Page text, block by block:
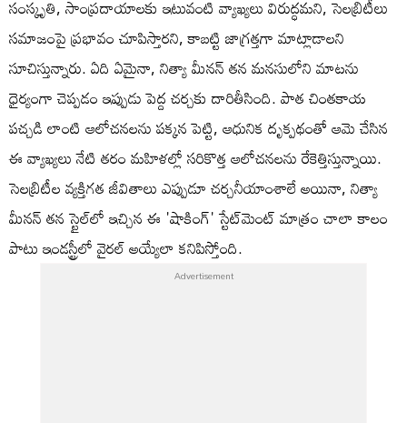
సంస్కృతి, సాంప్రదాయాలకు ఇటువంటి వ్యాఖ్యలు విరుద్ధమని, సెలబ్రిటీలు
సమాజంపై ప్రభావం చూపిస్తారని, కాబట్టి జాగ్రత్తగా మాట్లాడాలని
సూచిస్తున్నారు. ఏది ఏమైనా, నిత్యా మీనన్ తన మనసులోని మాటను
ధైర్యంగా చెప్పడం ఇప్పుడు పెద్ద చర్చకు దారితీసింది. పాత చింతకాయ
పచ్చడి లాంటి ఆలోచనలను పక్కన పెట్టి, ఆధునిక దృక్పథంతో ఆమె చేసిన
ఈ వ్యాఖ్యలు నేటి తరం మహిళల్లో సరికొత్త ఆలోచనలను రేకెత్తిస్తున్నాయి.
సెలబ్రిటీల వ్యక్తిగత జీవితాలు ఎప్పుడూ చర్చనీయాంశాలే అయినా, నిత్యా
మీనన్ తన స్టైల్‌లో ఇచ్చిన ఈ 'షాకింగ్' స్టేట్‌మెంట్ మాత్రం చాలా కాలం
పాటు ఇండస్ట్రీలో వైరల్ అయ్యేలా కనిపిస్తోంది.